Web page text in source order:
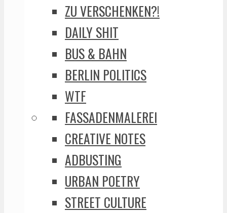
ZU VERSCHENKEN?!
DAILY SHIT
BUS & BAHN
BERLIN POLITICS
WTF
FASSADENMALEREI
CREATIVE NOTES
ADBUSTING
URBAN POETRY
STREET CULTURE